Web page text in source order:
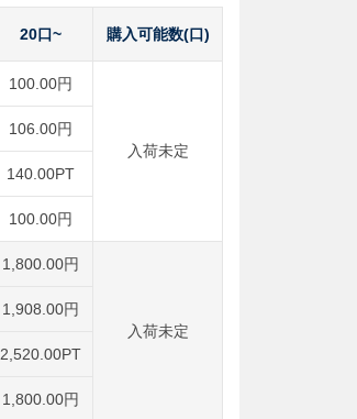
20口~ 購入可能数(口)
100.00円
入荷未定
106.00円
140.00PT
100.00円
1,800.00円
入荷未定
1,908.00円
2,520.00PT
1,800.00円